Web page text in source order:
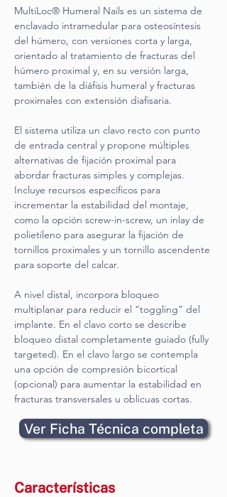
Características
MultiLoc® Humeral Nails es un sistema de
enclavado intramedular para osteosíntesis
del húmero, con versiones corta y larga,
orientado al tratamiento de fracturas del
húmero proximal y, en su versión larga,
también de la diáfisis humeral y fracturas
proximales con extensión diafisaria.
El sistema utiliza un clavo recto con punto
de entrada central y propone múltiples
alternativas de fijación proximal para
abordar fracturas simples y complejas.
Incluye recursos específicos para
incrementar la estabilidad del montaje,
como la opción screw-in-screw, un inlay de
polietileno para asegurar la fijación de
tornillos proximales y un tornillo ascendente
para soporte del calcar.
A nivel distal, incorpora bloqueo
multiplanar para reducir el “toggling” del
implante. En el clavo corto se describe
bloqueo distal completamente guiado (fully
targeted). En el clavo largo se contempla
una opción de compresión bicortical
(opcional) para aumentar la estabilidad en
fracturas transversales u oblicuas cortas.
Ver Ficha Técnica completa